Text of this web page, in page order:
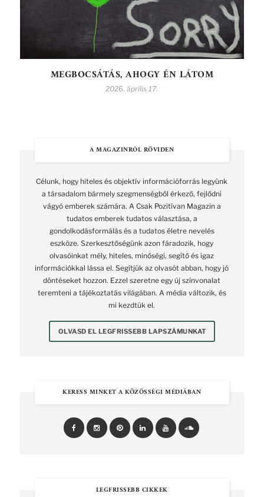
MEGBOCSÁTÁS, AHOGY ÉN LÁTOM
2026. április 17.
A MAGAZINRÓL RÖVIDEN
Célunk, hogy hiteles és objektív információforrás legyünk
a társadalom bármely szegmenségből érkező, fejlődni
vágyó emberek számára. A Csak Pozitívan Magazin a
tudatos emberek tudatos választása, a
gondolkodásformálás és a tudatos életre nevelés
eszköze. Szerkesztőségünk azon fáradozik, hogy
olvasóinkat mély, hiteles, minőségi, segítő és igaz
információkkal lássa el. Segítjük az olvasót abban, hogy jó
döntéseket hozzon. Ezzel szeretne egy új színvonalat
teremteni a tájékoztatás világában. A média változik, és
mi kezdtük el.
OLVASD EL LEGFRISSEBB LAPSZÁMUNKAT
KERESS MINKET A KÖZÖSSÉGI MÉDIÁBAN
LEGFRISSEBB CIKKEK